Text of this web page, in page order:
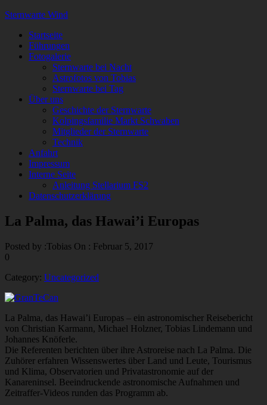
Sternwarte Wind
Startseite
Führungen
Fotogalerie
Sternwarte bei Nacht
Astrofotos von Tobias
Sternwarte bei Tag
Über uns
Geschichte der Sternwarte
Kolpingsfamilie Markt Schwaben
Mitglieder der Sternwarte
Technik
Anfahrt
Impressum
Interne Seite
Anleitung Stellarium FS2
Datenschutzerklärung
La Palma, das Hawai’i Europas
Posted by :Tobias On : Februar 5, 2017
0
Category: Uncategorized
La Palma, das Hawai’i Europas – ein astronomischer Reisebericht
von Christian Karmann, Michael Holzner, Tobias Lindemann und
Johannes Knöferle.
Die Referenten berichten über ihre Astroreise nach La Palma. Die
Zuhörer erfahren Wissenswertes über Land und Leute, Tourismus
und Klima, Observatorien und Privatastronomie auf der
Kanareninsel. Beeindruckende astronomische Aufnahmen und
Zeitraffer-Videos runden das Programm ab.